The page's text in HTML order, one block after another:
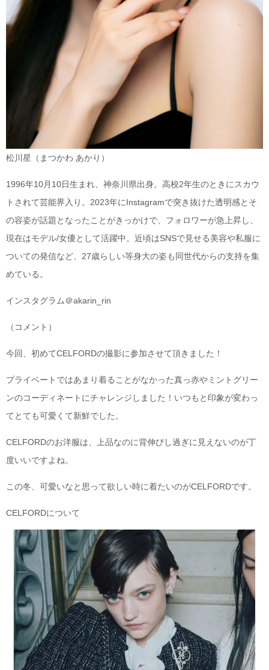
松川星（まつかわ あかり）
1996年10月10日生まれ、神奈川県出身。高校2年生のときにスカウ
トされて芸能界入り。2023年にInstagramで突き抜けた透明感とそ
の容姿が話題となったことがきっかけで、フォロワーが急上昇し、
現在はモデル/女優として活躍中。近頃はSNSで見せる美容や私服に
ついての発信など、27歳らしい等身大の姿も同世代からの支持を集
めている。
インスタグラム＠akarin_rin
（コメント）
今回、初めてCELFORDの撮影に参加させて頂きました！
プライベートではあまり着ることがなかった真っ赤やミントグリー
ンのコーディネートにチャレンジしました！いつもと印象が変わっ
てとても可愛くて新鮮でした。
CELFORDのお洋服は、上品なのに背伸びし過ぎに見えないのが丁
度いいですよね。
この冬、可愛いなと思って欲しい時に着たいのがCELFORDです。
CELFORDについて